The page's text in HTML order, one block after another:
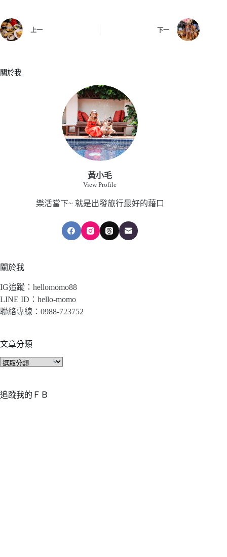
上一 下一
關於我
黃小毛
View Profile
樂活當下~ 就是出發旅行最好的藉口
關於我
IG追蹤：hellomomo88
LINE ID：hello-momo
聯絡專線：0988-723752
文章分類
文
類
追蹤我的ＦＢ